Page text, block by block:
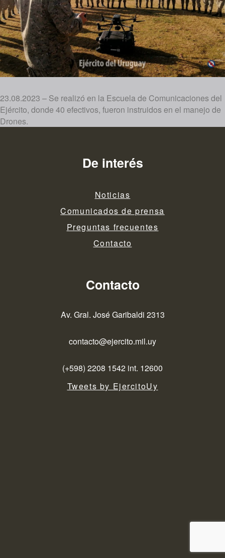
23.08.2023 – Se realizó en la Escuela de Comunicaciones del
Ejército, donde 40 efectivos, fueron instruidos en el manejo de
Drones.
De interés
Noticias
Comunicados de prensa
Preguntas frecuentes
Contacto
Contacto
Av. Gral. José Garibaldi 2313
contacto@ejercito.mil.uy
(+598) 2208 1542 int. 12600
Tweets by EjercitoUy